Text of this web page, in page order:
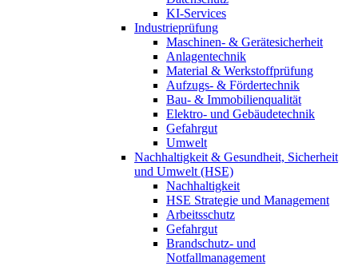
KI-Services
Industrieprüfung
Maschinen- & Gerätesicherheit
Anlagentechnik
Material & Werkstoffprüfung
Aufzugs- & Fördertechnik
Bau- & Immobilienqualität
Elektro- und Gebäudetechnik
Gefahrgut
Umwelt
Nachhaltigkeit & Gesundheit, Sicherheit
und Umwelt (HSE)
Nachhaltigkeit
HSE Strategie und Management
Arbeitsschutz
Gefahrgut
Brandschutz- und
Notfallmanagement